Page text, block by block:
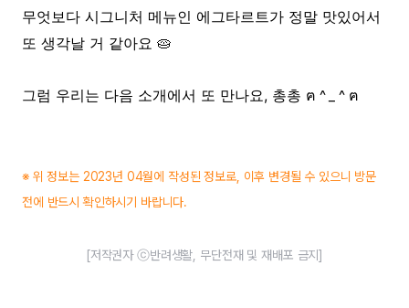
무엇보다 시그니처 메뉴인 에그타르트가 정말 맛있어서
또 생각날 거 같아요 🥧
그럼 우리는 다음 소개에서 또 만나요, 총총 ฅ ^ _ ^ ฅ
※ 위 정보는 2023년 04월에 작성된 정보로, 이후 변경될 수 있으니 방문
전에 반드시 확인하시기 바랍니다.
[저작권자 ⓒ반려생활, 무단전재 및 재배포 금지]